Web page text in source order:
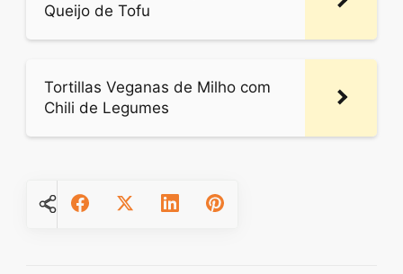
Queijo de Tofu
Tortillas Veganas de Milho com
Chili de Legumes